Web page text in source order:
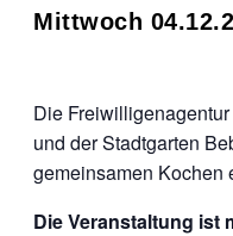
Mittwoch
Die
und der Stadtgarten
gemeinsamen Kochen
Die Veranstaltung ist